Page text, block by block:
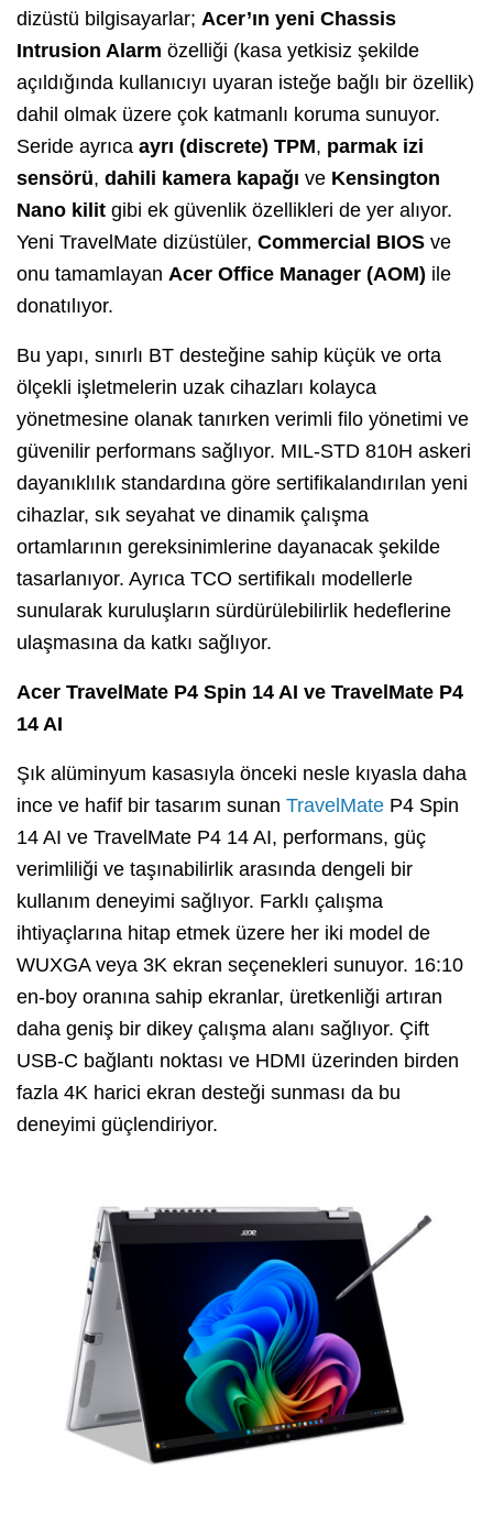
dizüstü bilgisayarlar; Acer’ın yeni Chassis
Intrusion Alarm özelliği (kasa yetkisiz şekilde
açıldığında kullanıcıyı uyaran isteğe bağlı bir özellik)
dahil olmak üzere çok katmanlı koruma sunuyor.
Seride ayrıca ayrı (discrete) TPM, parmak izi
sensörü, dahili kamera kapağı ve Kensington
Nano kilit gibi ek güvenlik özellikleri de yer alıyor.
Yeni TravelMate dizüstüler, Commercial BIOS ve
onu tamamlayan Acer Office Manager (AOM) ile
donatılıyor.
Bu yapı, sınırlı BT desteğine sahip küçük ve orta
ölçekli işletmelerin uzak cihazları kolayca
yönetmesine olanak tanırken verimli filo yönetimi ve
güvenilir performans sağlıyor. MIL-STD 810H askeri
dayanıklılık standardına göre sertifikalandırılan yeni
cihazlar, sık seyahat ve dinamik çalışma
ortamlarının gereksinimlerine dayanacak şekilde
tasarlanıyor. Ayrıca TCO sertifikalı modellerle
sunularak kuruluşların sürdürülebilirlik hedeflerine
ulaşmasına da katkı sağlıyor.
Acer TravelMate P4 Spin 14 AI ve TravelMate P4
14 AI
Şık alüminyum kasasıyla önceki nesle kıyasla daha
ince ve hafif bir tasarım sunan TravelMate P4 Spin
14 AI ve TravelMate P4 14 AI, performans, güç
verimliliği ve taşınabilirlik arasında dengeli bir
kullanım deneyimi sağlıyor. Farklı çalışma
ihtiyaçlarına hitap etmek üzere her iki model de
WUXGA veya 3K ekran seçenekleri sunuyor. 16:10
en-boy oranına sahip ekranlar, üretkenliği artıran
daha geniş bir dikey çalışma alanı sağlıyor. Çift
USB-C bağlantı noktası ve HDMI üzerinden birden
fazla 4K harici ekran desteği sunması da bu
deneyimi güçlendiriyor.